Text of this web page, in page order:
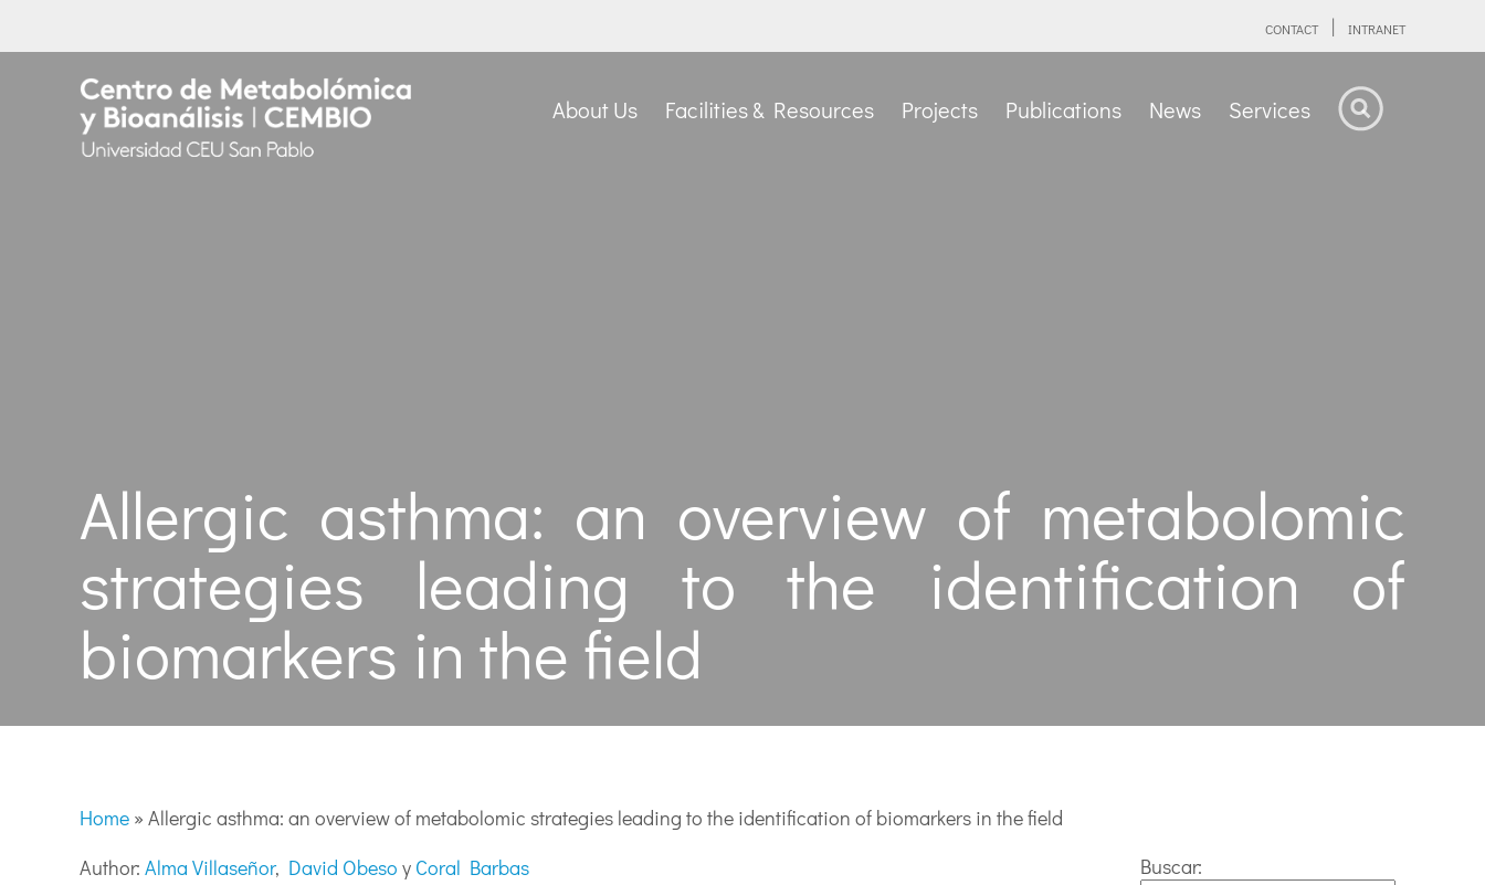
CONTACT INTRANET
About Us Facilities & Resources Projects Publications News Services
Allergic asthma: an overview of metabolomic
strategies leading to the identification of
biomarkers in the field
Home » Allergic asthma: an overview of metabolomic strategies leading to the identification of biomarkers in the field
Author: Alma Villaseñor, David Obeso y Coral Barbas Buscar: